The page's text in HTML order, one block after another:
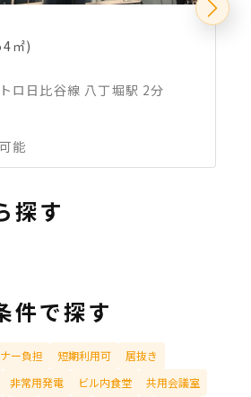
㎡)
ロ日比谷線 八丁堀駅 2分
能
探す
件で探す
ー負担 短期利用可
居抜き
非常用発電 ビル内食堂
共用会議室